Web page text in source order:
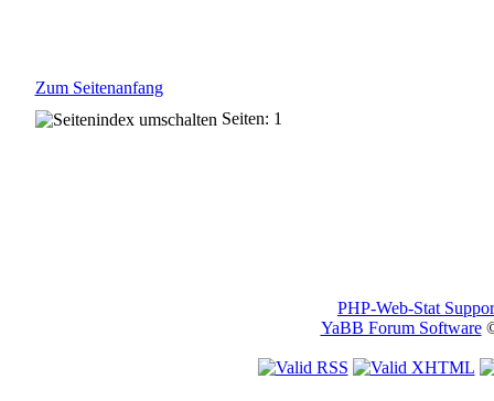
Zum Seitenanfang
Seiten: 1
PHP-Web-Stat
YaBB Forum Software©